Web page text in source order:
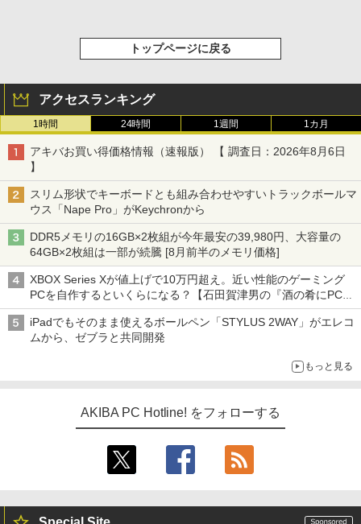
トップページに戻る
アクセスランキング
1時間 24時間 1週間 1カ月
アキバお買い得価格情報（速報版） 【 調査日：2026年8月6日
】
スリム形状でキーボードとも組み合わせやすいトラックボールマ
ウス「Nape Pro」がKeychronから
DDR5メモリの16GB×2枚組が今年最安の39,980円、大容量の
64GB×2枚組は一部が続騰 [8月前半のメモリ価格]
XBOX Series Xが値上げで10万円超え。近い性能のゲーミング
PCを自作するといくらになる？【石田賀津男の『酒の肴にPCゲ
ーム』】
iPadでもそのまま使えるボールペン「STYLUS 2WAY」がエレコ
ムから、ゼブラと共同開発
もっと見る
AKIBA PC Hotline! をフォローする